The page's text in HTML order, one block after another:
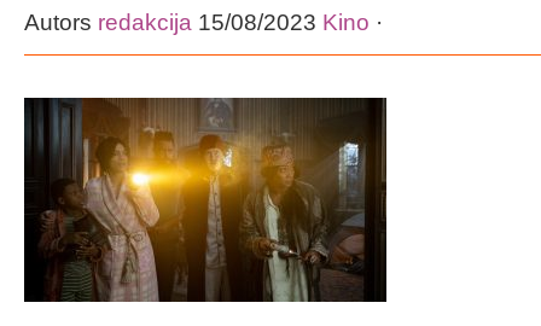
Autors redakcija 15/08/2023 Kino ·